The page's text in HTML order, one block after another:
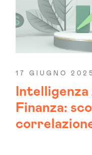
17 GIUGNO
Finanza: